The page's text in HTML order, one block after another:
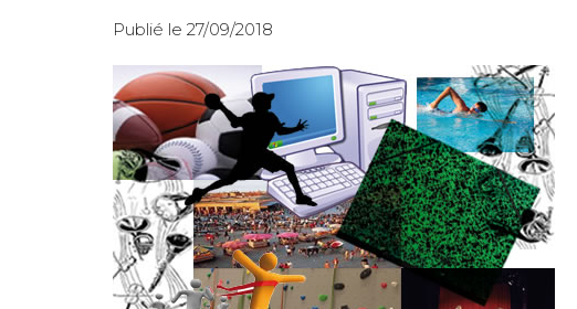
Publié le 27/09/2018